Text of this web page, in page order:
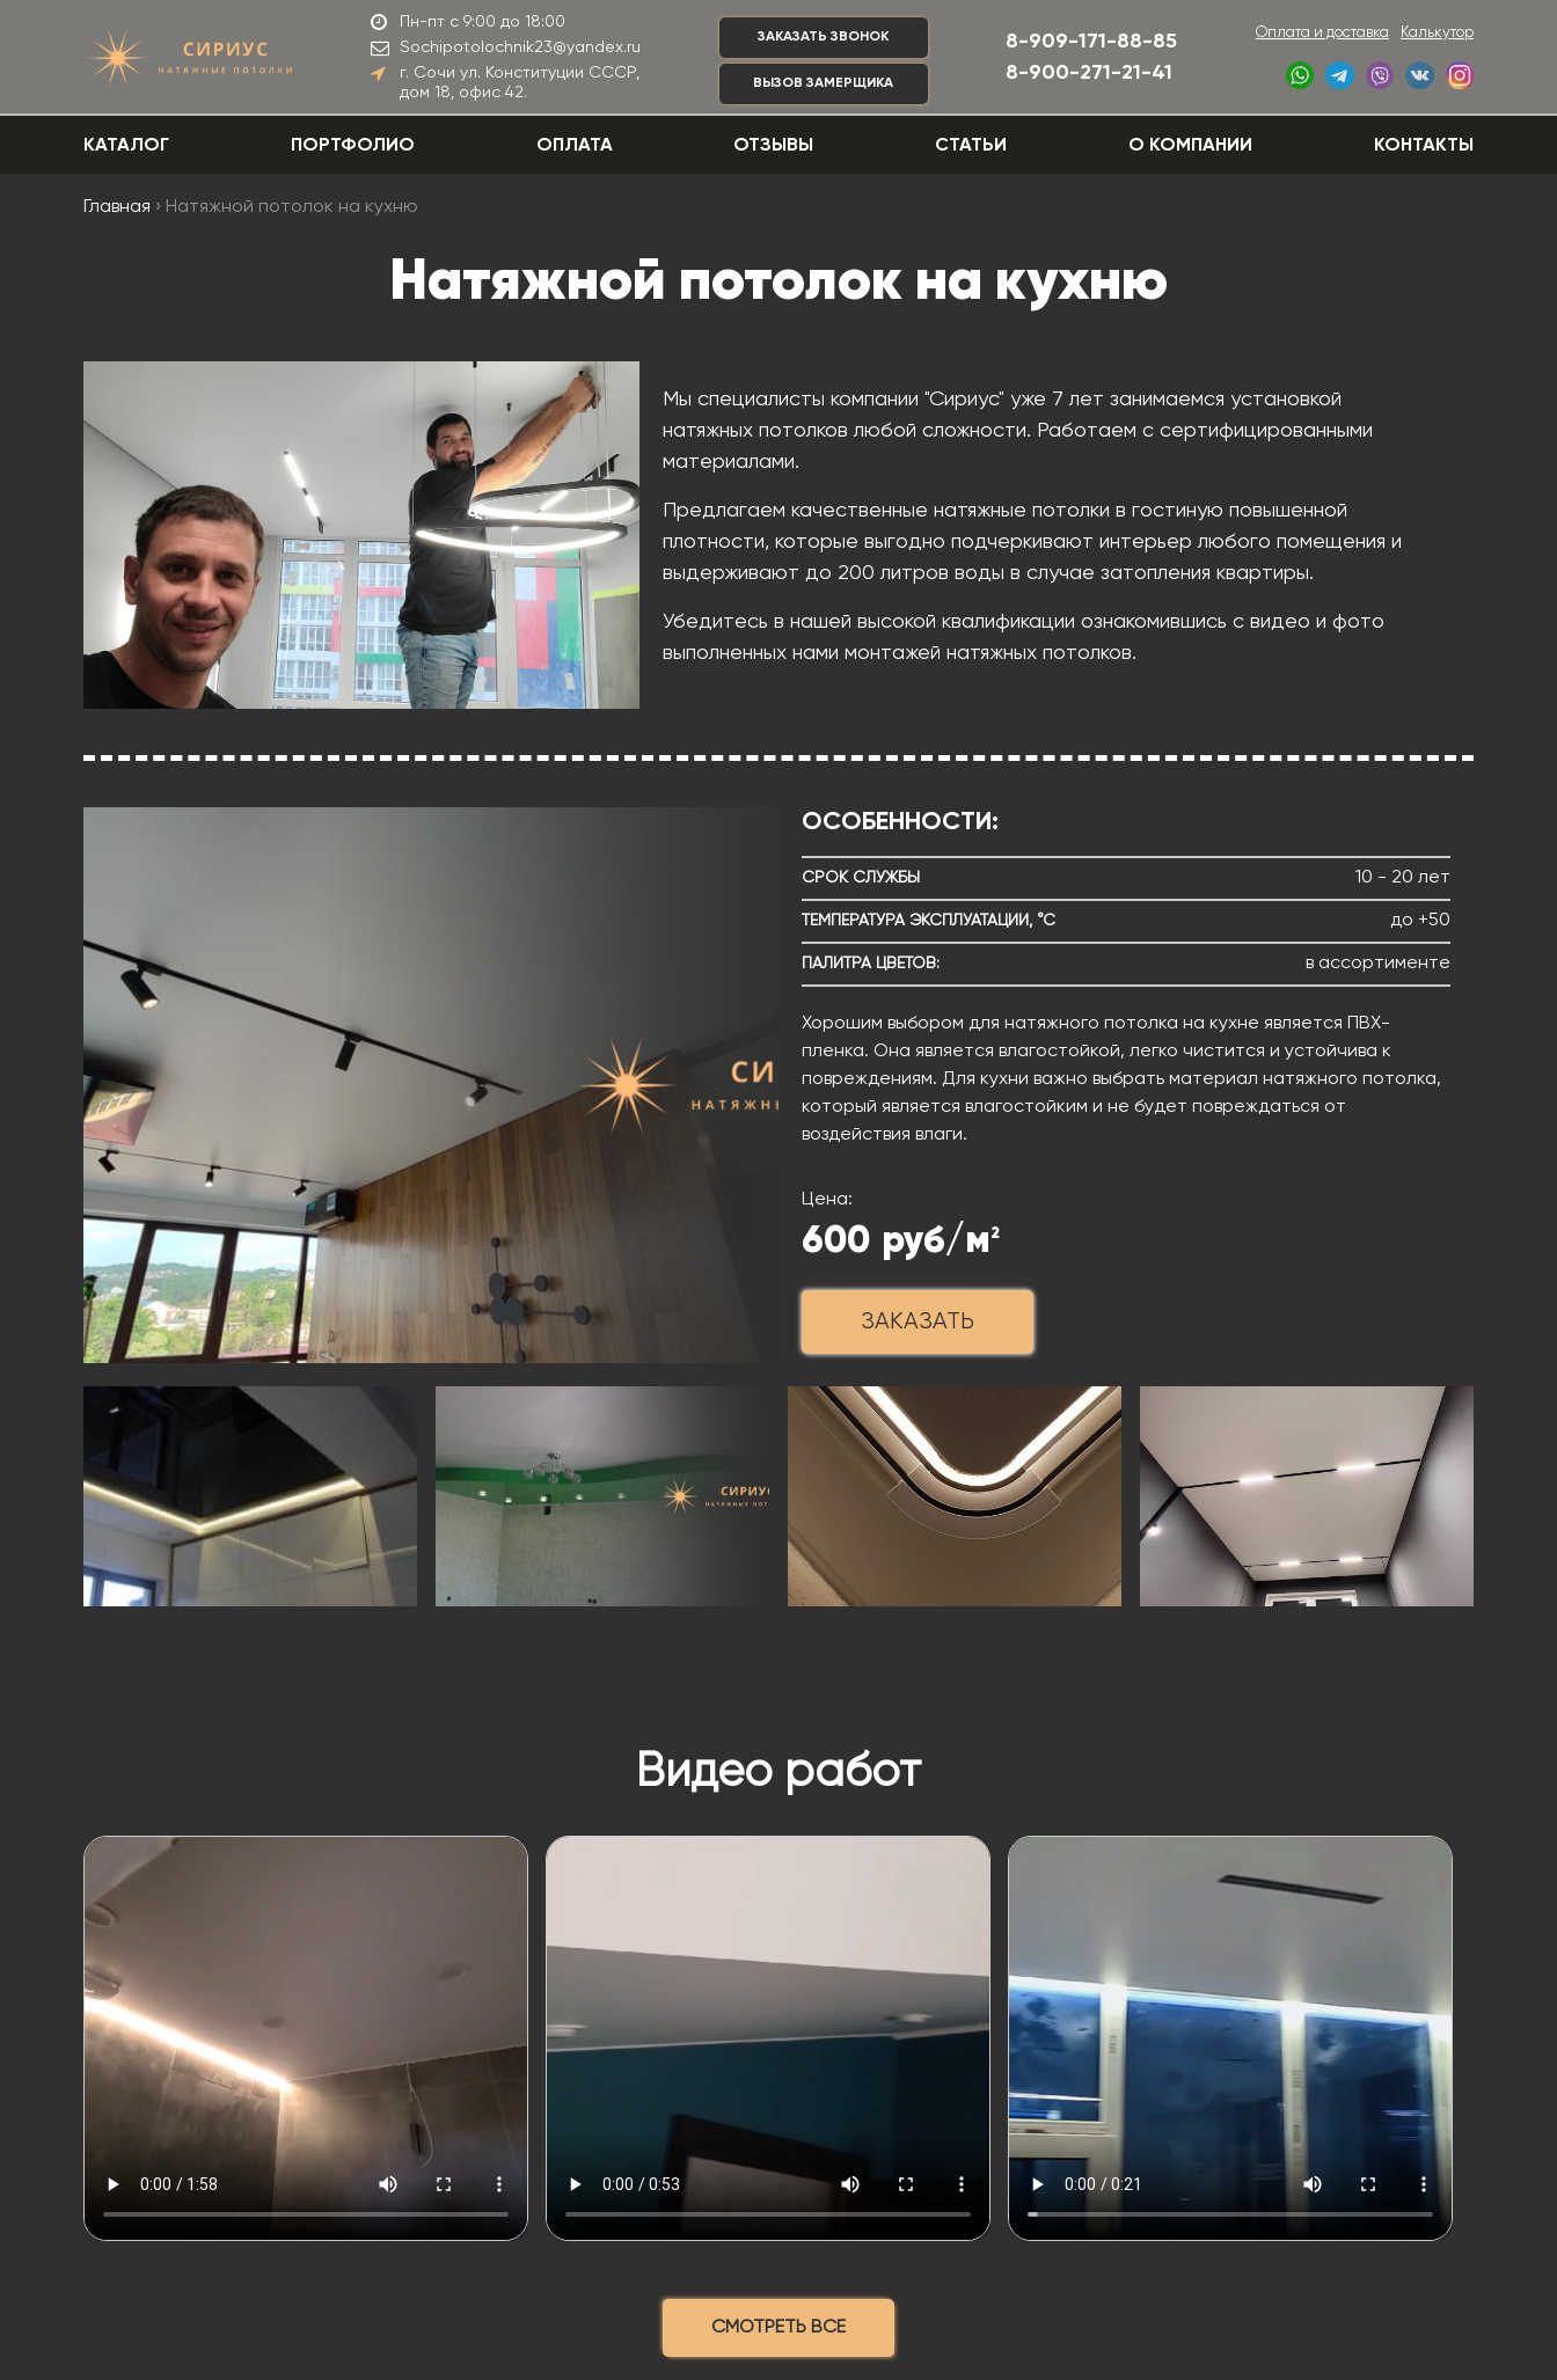
Пн-пт с 9:00 до 18:00
Sochipotolochnik23@yandex.ru
г. Сочи ул. Конституции СССР,
дом 18, офис 42.
ЗАКАЗАТЬ ЗВОНОК
ВЫЗОВ ЗАМЕРЩИКА
8-909-171-88-85
8-900-271-21-41
Оплата и доставка Калькутор
КАТАЛОГ ПОРТФОЛИО ОПЛАТА ОТЗЫВЫ СТАТЬИ О КОМПАНИИ КОНТАКТЫ
Главная › Натяжной потолок на кухню
Натяжной потолок на кухню
Мы специалисты компании "Сириус" уже 7 лет занимаемся установкой
натяжных потолков любой сложности. Работаем с сертифицированными
материалами.
Предлагаем качественные натяжные потолки в гостиную повышенной
плотности, которые выгодно подчеркивают интерьер любого помещения и
выдерживают до 200 литров воды в случае затопления квартиры.
Убедитесь в нашей высокой квалификации ознакомившись с видео и фото
выполненных нами монтажей натяжных потолков.
ОСОБЕННОСТИ:
СРОК СЛУЖБЫ 10 - 20 лет
ТЕМПЕРАТУРА ЭКСПЛУАТАЦИИ, °С до +50
ПАЛИТРА ЦВЕТОВ: в ассортименте
Хорошим выбором для натяжного потолка на кухне является ПВХ-
пленка. Она является влагостойкой, легко чистится и устойчива к
повреждениям. Для кухни важно выбрать материал натяжного потолка,
который является влагостойким и не будет повреждаться от
воздействия влаги.
Цена:
600 руб/м2
ЗАКАЗАТЬ
Видео работ
СМОТРЕТЬ ВСЕ